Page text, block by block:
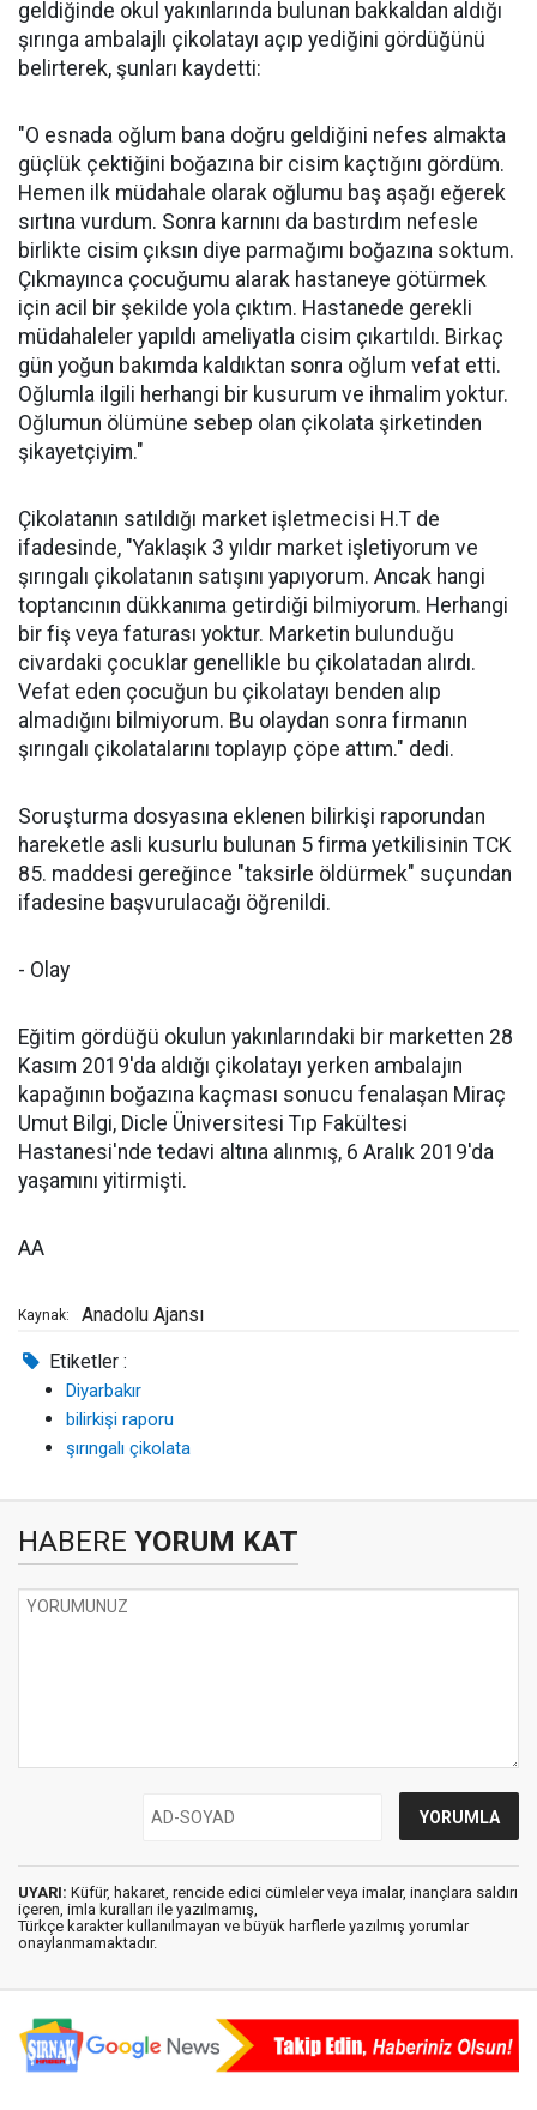
geldiğinde okul yakınlarında bulunan bakkaldan aldığı
şırınga ambalajlı çikolatayı açıp yediğini gördüğünü
belirterek, şunları kaydetti:
"O esnada oğlum bana doğru geldiğini nefes almakta
güçlük çektiğini boğazına bir cisim kaçtığını gördüm.
Hemen ilk müdahale olarak oğlumu baş aşağı eğerek
sırtına vurdum. Sonra karnını da bastırdım nefesle
birlikte cisim çıksın diye parmağımı boğazına soktum.
Çıkmayınca çocuğumu alarak hastaneye götürmek
için acil bir şekilde yola çıktım. Hastanede gerekli
müdahaleler yapıldı ameliyatla cisim çıkartıldı. Birkaç
gün yoğun bakımda kaldıktan sonra oğlum vefat etti.
Oğlumla ilgili herhangi bir kusurum ve ihmalim yoktur.
Oğlumun ölümüne sebep olan çikolata şirketinden
şikayetçiyim."
Çikolatanın satıldığı market işletmecisi H.T de
ifadesinde, "Yaklaşık 3 yıldır market işletiyorum ve
şırıngalı çikolatanın satışını yapıyorum. Ancak hangi
toptancının dükkanıma getirdiği bilmiyorum. Herhangi
bir fiş veya faturası yoktur. Marketin bulunduğu
civardaki çocuklar genellikle bu çikolatadan alırdı.
Vefat eden çocuğun bu çikolatayı benden alıp
almadığını bilmiyorum. Bu olaydan sonra firmanın
şırıngalı çikolatalarını toplayıp çöpe attım." dedi.
Soruşturma dosyasına eklenen bilirkişi raporundan
hareketle asli kusurlu bulunan 5 firma yetkilisinin TCK
85. maddesi gereğince "taksirle öldürmek" suçundan
ifadesine başvurulacağı öğrenildi.
- Olay
Eğitim gördüğü okulun yakınlarındaki bir marketten 28
Kasım 2019'da aldığı çikolatayı yerken ambalajın
kapağının boğazına kaçması sonucu fenalaşan Miraç
Umut Bilgi, Dicle Üniversitesi Tıp Fakültesi
Hastanesi'nde tedavi altına alınmış, 6 Aralık 2019'da
yaşamını yitirmişti.
AA
Kaynak: Anadolu Ajansı
Etiketler :
Diyarbakır
bilirkişi raporu
şırıngalı çikolata
HABERE YORUM KAT
UYARI: Küfür, hakaret, rencide edici cümleler veya imalar, inançlara saldırı
içeren, imla kuralları ile yazılmamış,
Türkçe karakter kullanılmayan ve büyük harflerle yazılmış yorumlar
onaylanmamaktadır.